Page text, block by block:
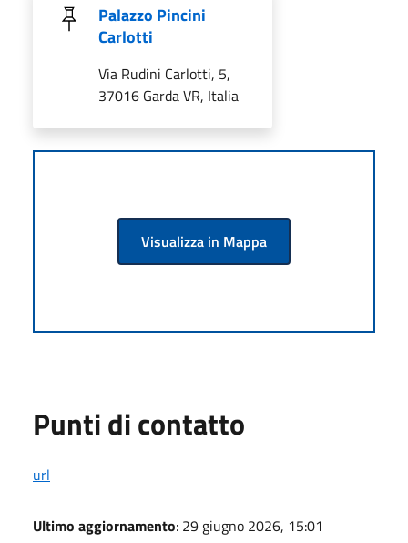
Palazzo Pincini
Carlotti
Via Rudini Carlotti, 5,
37016 Garda VR, Italia
Visualizza in Mappa
Punti di contatto
url
Ultimo aggiornamento: 29 giugno 2026, 15:01